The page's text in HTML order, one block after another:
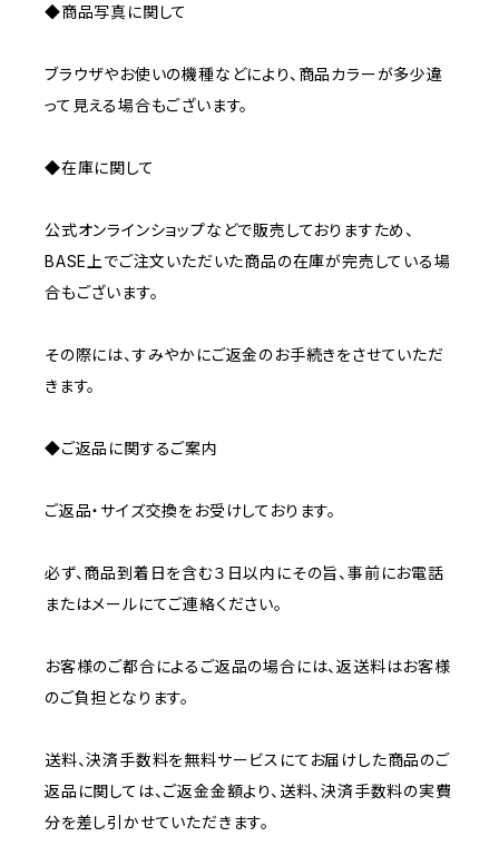
◆商品写真に関して
ブラウザやお使いの機種などにより、商品カラーが多少違
って見える場合もございます。
◆在庫に関して
公式オンラインショップなどで販売しておりますため、
BASE上でご注文いただいた商品の在庫が完売している場
合もございます。
その際には、すみやかにご返金のお手続きをさせていただ
きます。
◆ご返品に関するご案内
ご返品・サイズ交換をお受けしております。
必ず、商品到着日を含む３日以内にその旨、事前にお電話
またはメールにてご連絡ください。
お客様のご都合によるご返品の場合には、返送料はお客様
のご負担となります。
送料、決済手数料を無料サービスにてお届けした商品のご
返品に関しては、ご返金金額より、送料、決済手数料の実費
分を差し引かせていただきます。